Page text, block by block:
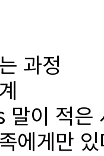
과정
말이 적은
에게만